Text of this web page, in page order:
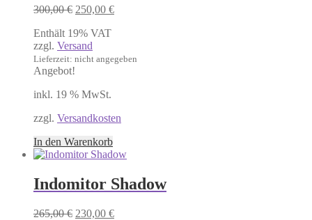
300,00€ Ursprünglicher
war:
300,00 €
250,00 €Aktueller
Enthält 19% VAT
zzgl. Versand
Lieferzeit: nicht angegeben
Angebot!
inkl. 19 % MwSt.
zzgl. Versandkosten
In den Warenkorb
Indomitor Shadow
265,00€ Ursprünglicher
230,00 €Aktueller